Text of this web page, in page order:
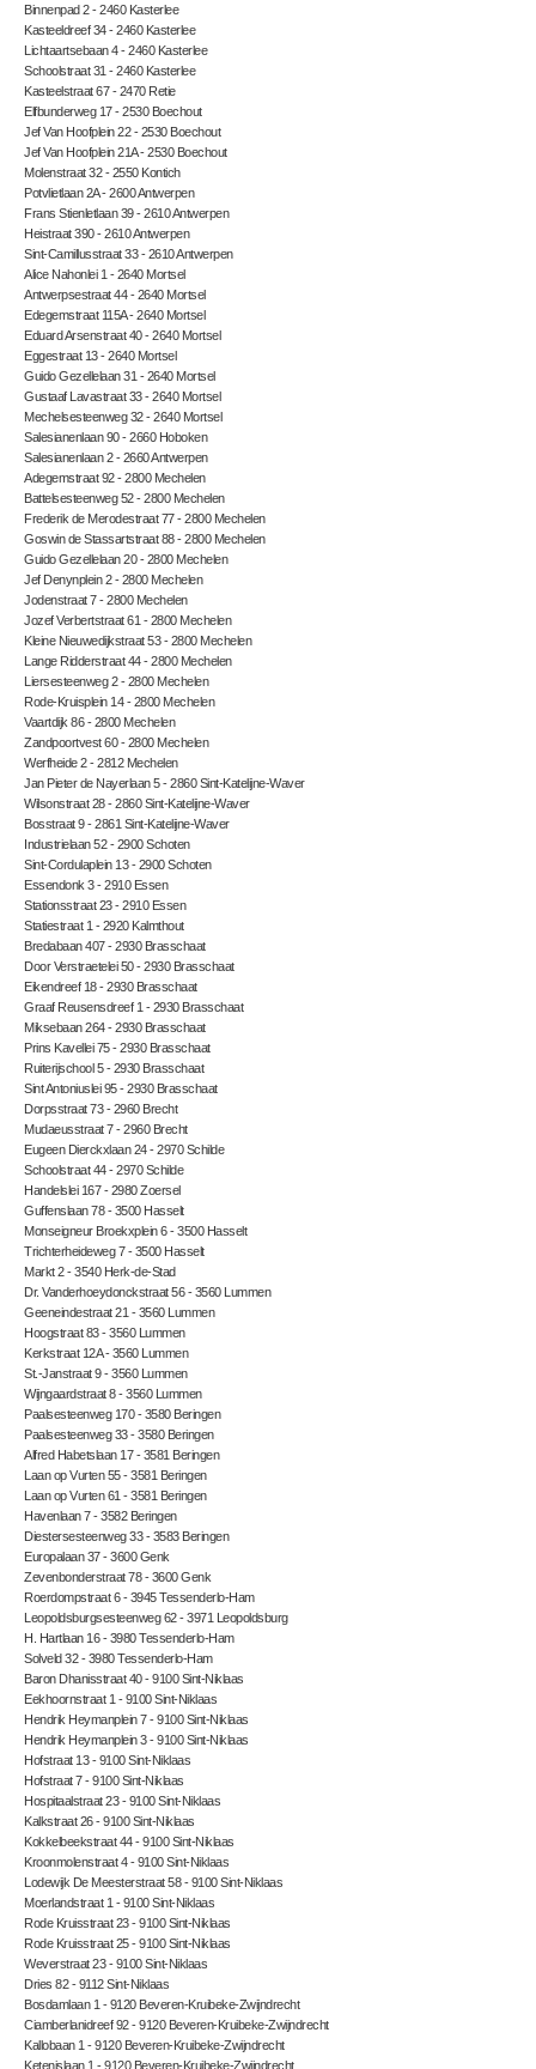
Binnenpad 2 - 2460 Kasterlee
Kasteeldreef 34 - 2460 Kasterlee
Lichtaartsebaan 4 - 2460 Kasterlee
Schoolstraat 31 - 2460 Kasterlee
Kasteelstraat 67 - 2470 Retie
Elfbunderweg 17 - 2530 Boechout
Jef Van Hoofplein 22 - 2530 Boechout
Jef Van Hoofplein 21A - 2530 Boechout
Molenstraat 32 - 2550 Kontich
Potvlietlaan 2A - 2600 Antwerpen
Frans Stienletlaan 39 - 2610 Antwerpen
Heistraat 390 - 2610 Antwerpen
Sint-Camillusstraat 33 - 2610 Antwerpen
Alice Nahonlei 1 - 2640 Mortsel
Antwerpsestraat 44 - 2640 Mortsel
Edegemstraat 115A - 2640 Mortsel
Eduard Arsenstraat 40 - 2640 Mortsel
Eggestraat 13 - 2640 Mortsel
Guido Gezellelaan 31 - 2640 Mortsel
Gustaaf Lavastraat 33 - 2640 Mortsel
Mechelsesteenweg 32 - 2640 Mortsel
Salesianenlaan 90 - 2660 Hoboken
Salesianenlaan 2 - 2660 Antwerpen
Adegemstraat 92 - 2800 Mechelen
Battelsesteenweg 52 - 2800 Mechelen
Frederik de Merodestraat 77 - 2800 Mechelen
Goswin de Stassartstraat 88 - 2800 Mechelen
Guido Gezellelaan 20 - 2800 Mechelen
Jef Denynplein 2 - 2800 Mechelen
Jodenstraat 7 - 2800 Mechelen
Jozef Verbertstraat 61 - 2800 Mechelen
Kleine Nieuwedijkstraat 53 - 2800 Mechelen
Lange Ridderstraat 44 - 2800 Mechelen
Liersesteenweg 2 - 2800 Mechelen
Rode-Kruisplein 14 - 2800 Mechelen
Vaartdijk 86 - 2800 Mechelen
Zandpoortvest 60 - 2800 Mechelen
Werfheide 2 - 2812 Mechelen
Jan Pieter de Nayerlaan 5 - 2860 Sint-Katelijne-Waver
Wilsonstraat 28 - 2860 Sint-Katelijne-Waver
Bosstraat 9 - 2861 Sint-Katelijne-Waver
Industrielaan 52 - 2900 Schoten
Sint-Cordulaplein 13 - 2900 Schoten
Essendonk 3 - 2910 Essen
Stationsstraat 23 - 2910 Essen
Statiestraat 1 - 2920 Kalmthout
Bredabaan 407 - 2930 Brasschaat
Door Verstraetelei 50 - 2930 Brasschaat
Eikendreef 18 - 2930 Brasschaat
Graaf Reusensdreef 1 - 2930 Brasschaat
Miksebaan 264 - 2930 Brasschaat
Prins Kavellei 75 - 2930 Brasschaat
Ruiterijschool 5 - 2930 Brasschaat
Sint Antoniuslei 95 - 2930 Brasschaat
Dorpsstraat 73 - 2960 Brecht
Mudaeusstraat 7 - 2960 Brecht
Eugeen Dierckxlaan 24 - 2970 Schilde
Schoolstraat 44 - 2970 Schilde
Handelslei 167 - 2980 Zoersel
Guffenslaan 78 - 3500 Hasselt
Monseigneur Broekxplein 6 - 3500 Hasselt
Trichterheideweg 7 - 3500 Hasselt
Markt 2 - 3540 Herk-de-Stad
Dr. Vanderhoeydonckstraat 56 - 3560 Lummen
Geeneindestraat 21 - 3560 Lummen
Hoogstraat 83 - 3560 Lummen
Kerkstraat 12A - 3560 Lummen
St.-Janstraat 9 - 3560 Lummen
Wijngaardstraat 8 - 3560 Lummen
Paalsesteenweg 170 - 3580 Beringen
Paalsesteenweg 33 - 3580 Beringen
Alfred Habetslaan 17 - 3581 Beringen
Laan op Vurten 55 - 3581 Beringen
Laan op Vurten 61 - 3581 Beringen
Havenlaan 7 - 3582 Beringen
Diestersesteenweg 33 - 3583 Beringen
Europalaan 37 - 3600 Genk
Zevenbonderstraat 78 - 3600 Genk
Roerdompstraat 6 - 3945 Tessenderlo-Ham
Leopoldsburgsesteenweg 62 - 3971 Leopoldsburg
H. Hartlaan 16 - 3980 Tessenderlo-Ham
Solveld 32 - 3980 Tessenderlo-Ham
Baron Dhanisstraat 40 - 9100 Sint-Niklaas
Eekhoornstraat 1 - 9100 Sint-Niklaas
Hendrik Heymanplein 7 - 9100 Sint-Niklaas
Hendrik Heymanplein 3 - 9100 Sint-Niklaas
Hofstraat 13 - 9100 Sint-Niklaas
Hofstraat 7 - 9100 Sint-Niklaas
Hospitaalstraat 23 - 9100 Sint-Niklaas
Kalkstraat 26 - 9100 Sint-Niklaas
Kokkelbeekstraat 44 - 9100 Sint-Niklaas
Kroonmolenstraat 4 - 9100 Sint-Niklaas
Lodewijk De Meesterstraat 58 - 9100 Sint-Niklaas
Moerlandstraat 1 - 9100 Sint-Niklaas
Rode Kruisstraat 23 - 9100 Sint-Niklaas
Rode Kruisstraat 25 - 9100 Sint-Niklaas
Weverstraat 23 - 9100 Sint-Niklaas
Dries 82 - 9112 Sint-Niklaas
Bosdamlaan 1 - 9120 Beveren-Kruibeke-Zwijndrecht
Ciamberlanidreef 92 - 9120 Beveren-Kruibeke-Zwijndrecht
Kallobaan 1 - 9120 Beveren-Kruibeke-Zwijndrecht
Ketenislaan 1 - 9120 Beveren-Kruibeke-Zwijndrecht